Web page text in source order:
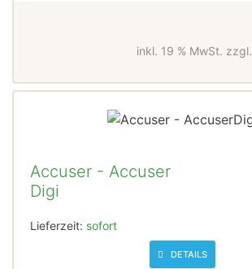
inkl. 19 % MwSt. zzgl.
Accuser - Accuser
Digi
Lieferzeit: sofort
DETAILS